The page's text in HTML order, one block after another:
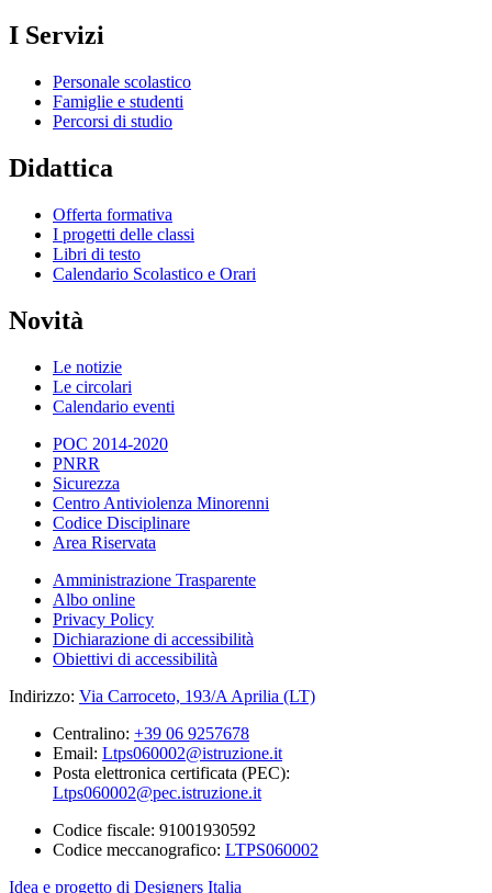
I Servizi
Personale scolastico
Famiglie e studenti
Percorsi di studio
Didattica
Offerta formativa
I progetti delle classi
Libri di testo
Calendario Scolastico e Orari
Novità
Le notizie
Le circolari
Calendario eventi
POC 2014-2020
PNRR
Sicurezza
Centro Antiviolenza Minorenni
Codice Disciplinare
Area Riservata
Amministrazione Trasparente
Albo online
Privacy Policy
Dichiarazione di accessibilità
Obiettivi di accessibilità
Indirizzo: Via Carroceto, 193/A Aprilia (LT)
Centralino: +39 06 9257678
Email: Ltps060002@istruzione.it
Posta elettronica certificata (PEC):
Ltps060002@pec.istruzione.it
Codice fiscale: 91001930592
Codice meccanografico: LTPS060002
Idea e progetto di Designers Italia